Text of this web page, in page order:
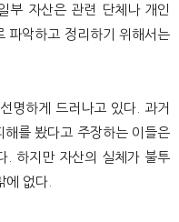
부 자산은 관련 단체나 개인
파악하고 정리하기 위해서는
명하게 드러나고 있다. 과거
를 봤다고 주장하는 이들은
. 하지만 자산의 실체가 불투
에 없다.